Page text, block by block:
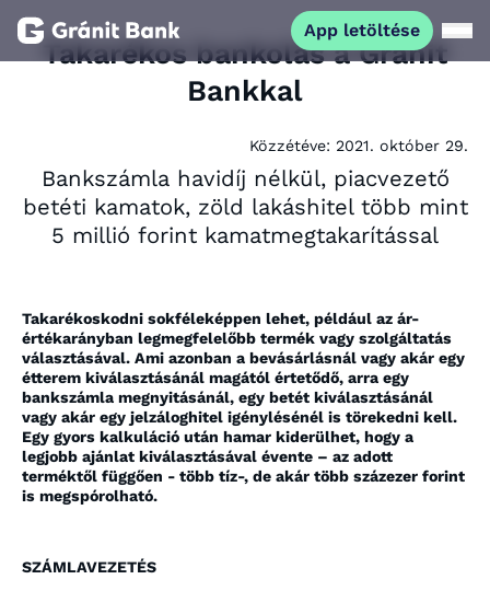
App letöltése
Magánszemélyeknek
Vállalkozásoknak
Fiataloknak
Kapcsolat
Netbank App letöltése
Takarékos bankolás a Gránit
Bankkal
Közzétéve: 2021. október 29.
Bankszámla havidíj nélkül, piacvezető
betéti kamatok, zöld lakáshitel több mint
5 millió forint kamatmegtakarítással
Takarékoskodni sokféleképpen lehet, például az ár-
értékarányban legmegfelelőbb termék vagy szolgáltatás
választásával. Ami azonban a bevásárlásnál vagy akár egy
étterem kiválasztásánál magától értetődő, arra egy
bankszámla megnyitásánál, egy betét kiválasztásánál
vagy akár egy jelzáloghitel igénylésénél is törekedni kell.
Egy gyors kalkuláció után hamar kiderülhet, hogy a
legjobb ajánlat kiválasztásával évente – az adott
terméktől függően - több tíz-, de akár több százezer forint
is megspórolható.
SZÁMLAVEZETÉS